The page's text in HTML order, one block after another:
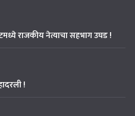
राजकीय नेत्याचा सहभाग उघड !
!